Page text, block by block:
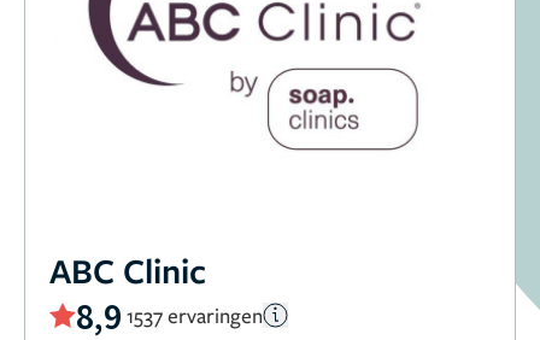
ABC Clinic
8,9 1537 ervaringen